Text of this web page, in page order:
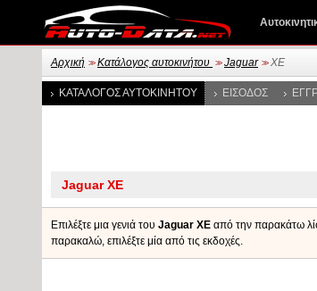
Αρχική >> Κατάλογος αυτοκινήτου >> Jaguar >> XE
ΚΑΤΆΛΟΓΟΣ ΑΥΤΟΚΙΝΉΤΟΥ ΕΊΣΟΔΟΣ
Επιλέξτε μια γενιά του Jaguar XE από την παρακάτω
παρακαλώ, επιλέξτε μία από τις εκδοχές.